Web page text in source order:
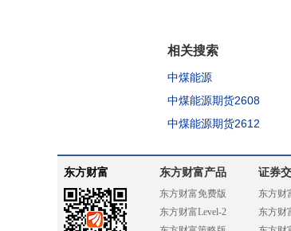
相关搜索
中煤能源
中煤能源期货2608
中煤能源期货2612
东方财富 东方财富产品
东方财富免费版
东方财富Level-2
证券
东方财
东方财